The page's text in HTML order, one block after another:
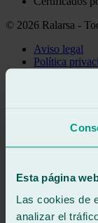
Esta página
Las cookies de
analizar el
© 2026 Ralarsa -
Aviso legal
Política
671 015 121
900 333 733
ATENCIÓN 24/7